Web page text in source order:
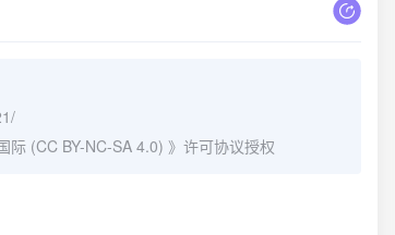
际 (CC BY-NC-SA 4.0) 》许可协议授权